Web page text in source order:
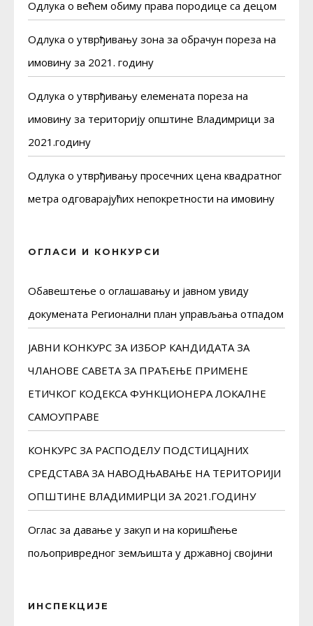
Одлука о већем обиму права породице са децом
Одлука о утврђивању зона за обрачун пореза на
имовину за 2021. годину
Одлука о утврђивању елемената пореза на
имовину за територију општине Владимрици за
2021.годину
Одлука о утврђивању просечних цена квадратног
метра одговарајућих непокретности на имовину
ОГЛАСИ И КОНКУРСИ
Обавештење о оглашавању и јавном увиду
докуменaта Регионални план управљања отпадом
ЈАВНИ КОНКУРС ЗА ИЗБОР КАНДИДАТА ЗА
ЧЛАНОВЕ САВЕТА ЗА ПРАЋЕЊЕ ПРИМЕНЕ
ЕТИЧКОГ КОДЕКСА ФУНКЦИОНЕРА ЛОКАЛНЕ
САМОУПРАВЕ
КОНКУРС ЗА РАСПОДЕЛУ ПОДСТИЦАЈНИХ
СРЕДСТАВА ЗА НАВОДЊАВАЊЕ НА ТЕРИТОРИЈИ
ОПШТИНЕ ВЛАДИМИРЦИ ЗА 2021.ГОДИНУ
Оглас за давање у закуп и на коришћење
пољопривредног земљишта у државној својини
ИНСПЕКЦИЈЕ